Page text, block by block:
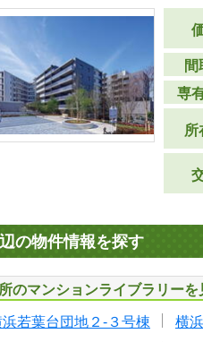
間
専
所
の物件情報を探す
のマンションライブラリーを
浜若葉台団地２-３号棟 横